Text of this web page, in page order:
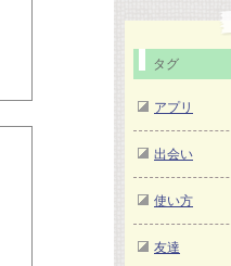
タグ
アプリ
出会い
使い方
友達